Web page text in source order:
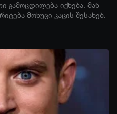
გამოცდილება იქნება. მან
მოხუცი კაცის შესახებ.